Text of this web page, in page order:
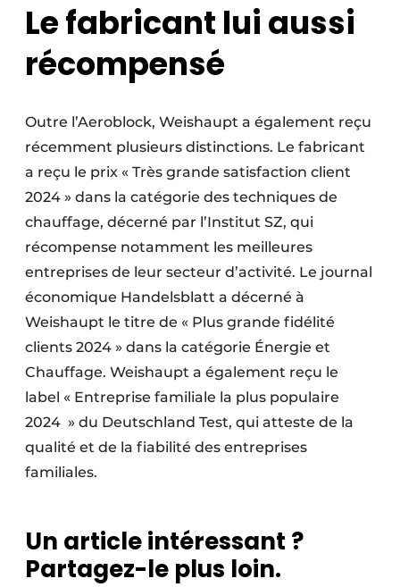
Le fabricant lui aussi
récompensé
Outre l’Aeroblock, Weishaupt a également reçu
récemment plusieurs distinctions. Le fabricant
a reçu le prix « Très grande satisfaction client
2024 » dans la catégorie des techniques de
chauffage, décerné par l’Institut SZ, qui
récompense notamment les meilleures
entreprises de leur secteur d’activité. Le journal
économique Handelsblatt a décerné à
Weishaupt le titre de « Plus grande fidélité
clients 2024 » dans la catégorie Énergie et
Chauffage. Weishaupt a également reçu le
label « Entreprise familiale la plus populaire
2024 » du Deutschland Test, qui atteste de la
qualité et de la fiabilité des entreprises
familiales.
Un article intéressant ?
Partagez-le plus loin.